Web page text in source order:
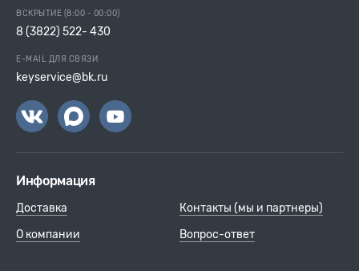
ВСКРЫТИЕ (8:00 - 00:00)
8 (3822) 522- 430
E-MAIL ДЛЯ СВЯЗИ
keyservice@bk.ru
Информация
Доставка
О компании
Контакты (мы и партнеры)
Вопрос-ответ